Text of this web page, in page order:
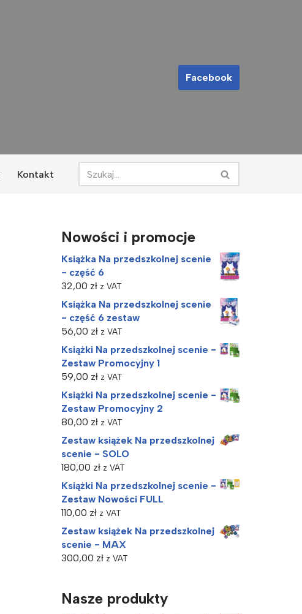
Facebook
Kontakt
Nowości i promocje
Książka Na przedszkolnej scenie
- część 6
32,00 zł z VAT
Książka Na przedszkolnej scenie
- część 6 zestaw
56,00 zł z VAT
Książki Na przedszkolnej scenie -
Zestaw Promocyjny 1
59,00 zł z VAT
Książki Na przedszkolnej scenie -
Zestaw Promocyjny 2
80,00 zł z VAT
Zestaw książek Na przedszkolnej
scenie - SOLO
180,00 zł z VAT
Książki Na przedszkolnej scenie -
Zestaw Nowości FULL
110,00 zł z VAT
Zestaw książek Na przedszkolnej
scenie - MAX
300,00 zł z VAT
Nasze produkty